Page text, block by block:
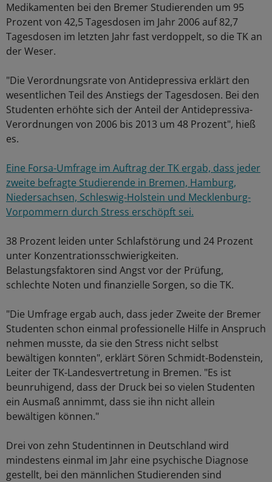
Medikamenten bei den Bremer Studierenden um 95
Prozent von 42,5 Tagesdosen im Jahr 2006 auf 82,7
Tagesdosen im letzten Jahr fast verdoppelt, so die TK an
der Weser.
"Die Verordnungsrate von Antidepressiva erklärt den
wesentlichen Teil des Anstiegs der Tagesdosen. Bei den
Studenten erhöhte sich der Anteil der Antidepressiva-
Verordnungen von 2006 bis 2013 um 48 Prozent", hieß
es.
Eine Forsa-Umfrage im Auftrag der TK ergab, dass jeder
zweite befragte Studierende in Bremen, Hamburg,
Niedersachsen, Schleswig-Holstein und Mecklenburg-
Vorpommern durch Stress erschöpft sei.
38 Prozent leiden unter Schlafstörung und 24 Prozent
unter Konzentrationsschwierigkeiten.
Belastungsfaktoren sind Angst vor der Prüfung,
schlechte Noten und finanzielle Sorgen, so die TK.
"Die Umfrage ergab auch, dass jeder Zweite der Bremer
Studenten schon einmal professionelle Hilfe in Anspruch
nehmen musste, da sie den Stress nicht selbst
bewältigen konnten", erklärt Sören Schmidt-Bodenstein,
Leiter der TK-Landesvertretung in Bremen. "Es ist
beunruhigend, dass der Druck bei so vielen Studenten
ein Ausmaß annimmt, dass sie ihn nicht allein
bewältigen können."
Drei von zehn Studentinnen in Deutschland wird
mindestens einmal im Jahr eine psychische Diagnose
gestellt, bei den männlichen Studierenden sind